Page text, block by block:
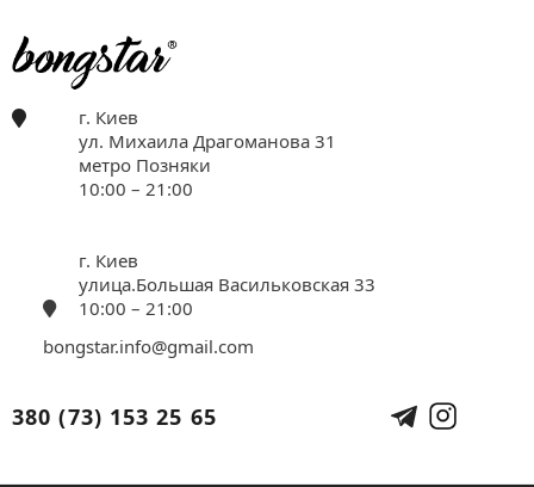
г. Киев
ул. Михаила Драгоманова 31
метро Позняки
10:00 – 21:00
г. Киев
улица.Большая Васильковская 33
10:00 – 21:00
bongstar.info@gmail.com
380 (73) 153 25 65